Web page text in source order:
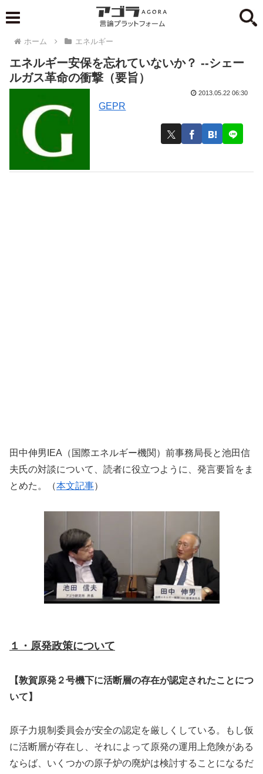
ホーム エネルギー
エネルギー安保を忘れていないか？ --シェー
ルガス革命の衝撃（要旨）
GEPR
2013.05.22 06:30
田中伸男IEA（国際エネルギー機関）前事務局長と池田信
夫氏の対談について、読者に役立つように、発言要旨をま
とめた。（本文記事）
１・原発政策について
【敦賀原発２号機下に活断層の存在が認定されたことにつ
いて】
原子力規制委員会が安全の認定を厳しくしている。もし仮
に活断層が存在し、それによって原発の運用上危険がある
ならば、いくつかの原子炉の廃炉は検討することになるだ